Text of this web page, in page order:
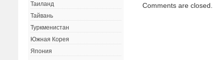
Comments are closed.
Таиланд
Тайвань
Туркменистан
Южная Корея
Япония